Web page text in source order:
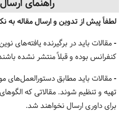
لطفاً پیش از تدوین و ارسال مقاله به
-مقالات باید در برگیرنده یافته‌های
کنفرانس بوده و قبلاً منتشر نشده
-مقالات باید مطابق
تهیه و تنظیم شوند. مقالاتی که
برای داوری ارسال نخواهند شد.